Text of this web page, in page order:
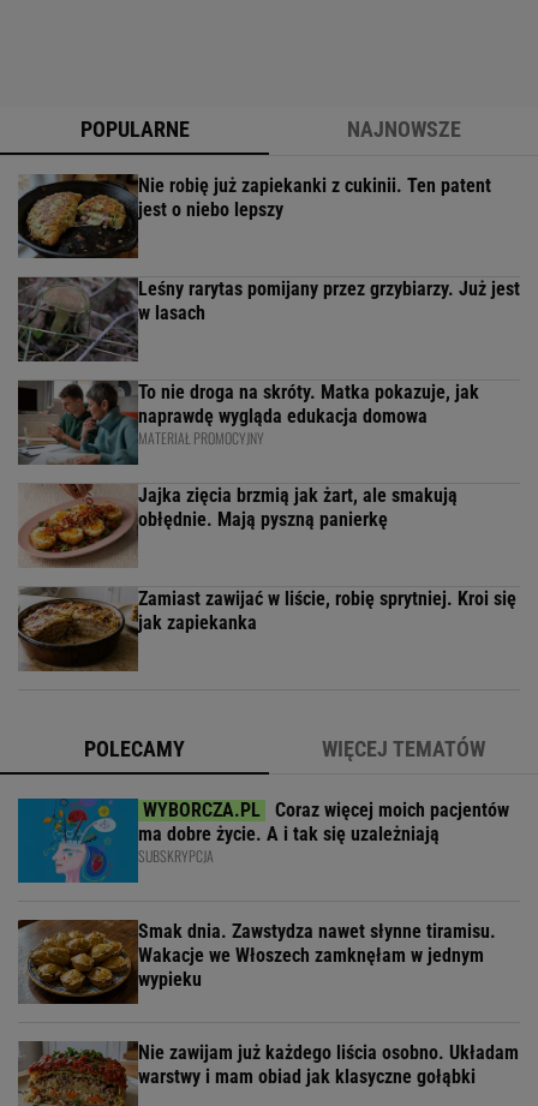
POPULARNE NAJNOWSZE
Nie robię już zapiekanki z cukinii. Ten patent
jest o niebo lepszy
Leśny rarytas pomijany przez grzybiarzy. Już jest
w lasach
To nie droga na skróty. Matka pokazuje, jak
naprawdę wygląda edukacja domowa
MATERIAŁ PROMOCYJNY
Jajka zięcia brzmią jak żart, ale smakują
obłędnie. Mają pyszną panierkę
Zamiast zawijać w liście, robię sprytniej. Kroi się
jak zapiekanka
POLECAMY WIĘCEJ TEMATÓW
Coraz więcej moich pacjentów
ma dobre życie. A i tak się uzależniają
SUBSKRYPCJA
Smak dnia. Zawstydza nawet słynne tiramisu.
Wakacje we Włoszech zamknęłam w jednym
wypieku
Nie zawijam już każdego liścia osobno. Układam
warstwy i mam obiad jak klasyczne gołąbki